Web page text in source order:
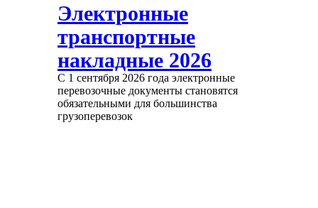
Электронные
транспортные
накладные 2026
С 1 сентября 2026 года электронные
перевозочные документы становятся
обязательными для большинства
грузоперевозок